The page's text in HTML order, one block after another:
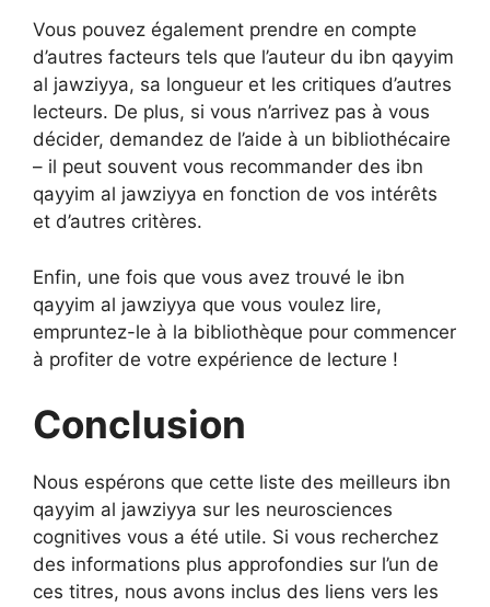
Vous pouvez également prendre en compte
d’autres facteurs tels que l’auteur du ibn qayyim
al jawziyya, sa longueur et les critiques d’autres
lecteurs. De plus, si vous n’arrivez pas à vous
décider, demandez de l’aide à un bibliothécaire
– il peut souvent vous recommander des ibn
qayyim al jawziyya en fonction de vos intérêts
et d’autres critères.
Enfin, une fois que vous avez trouvé le ibn
qayyim al jawziyya que vous voulez lire,
empruntez-le à la bibliothèque pour commencer
à profiter de votre expérience de lecture !
Conclusion
Nous espérons que cette liste des meilleurs ibn
qayyim al jawziyya sur les neurosciences
cognitives vous a été utile. Si vous recherchez
des informations plus approfondies sur l’un de
ces titres, nous avons inclus des liens vers les